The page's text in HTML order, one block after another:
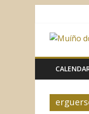
contenido
do